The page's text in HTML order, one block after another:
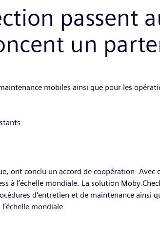
passent
un
mobiles ainsi que pour les
ont conclu un accord de coopération. Avec
à l’échelle mondiale. La solution
d'entretien et de maintenance ainsi
mondiale.